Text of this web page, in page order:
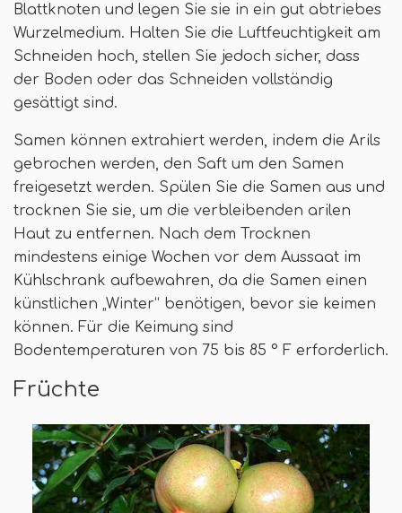
Blattknoten und legen Sie sie in ein gut abtriebes
Wurzelmedium. Halten Sie die Luftfeuchtigkeit am
Schneiden hoch, stellen Sie jedoch sicher, dass
der Boden oder das Schneiden vollständig
gesättigt sind.
Samen können extrahiert werden, indem die Arils
gebrochen werden, den Saft um den Samen
freigesetzt werden. Spülen Sie die Samen aus und
trocknen Sie sie, um die verbleibenden arilen
Haut zu entfernen. Nach dem Trocknen
mindestens einige Wochen vor dem Aussaat im
Kühlschrank aufbewahren, da die Samen einen
künstlichen „Winter“ benötigen, bevor sie keimen
können. Für die Keimung sind
Bodentemperaturen von 75 bis 85 ° F erforderlich.
Früchte